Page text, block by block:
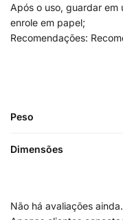
Após o uso, guardar em
enrole em papel;
Recomendações:
Peso
Dimensões
Não há avaliações ainda.